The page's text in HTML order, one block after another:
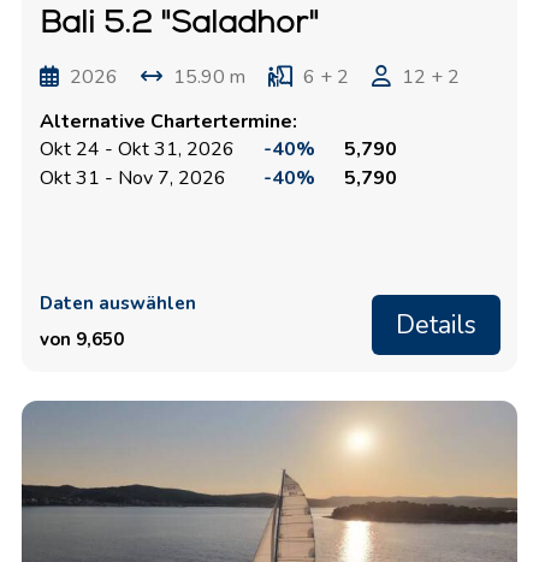
Bali 5.2 "Saladhor"
2026 15.90 m 6 + 2
12 + 2
Alternative Chartertermine:
Okt 24 - Okt 31, 2026
-40%
5,790
Okt 31 - Nov 7, 2026
-40% 5,790
Daten auswählen
von 9,650
Details